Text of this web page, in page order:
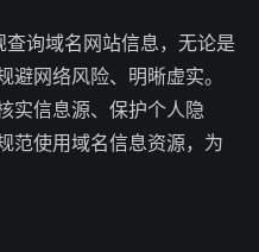
查询域名网站信息，无论是
网络风险、明晰虚实。
实信息源、保护个人隐
范使用域名信息资源，为